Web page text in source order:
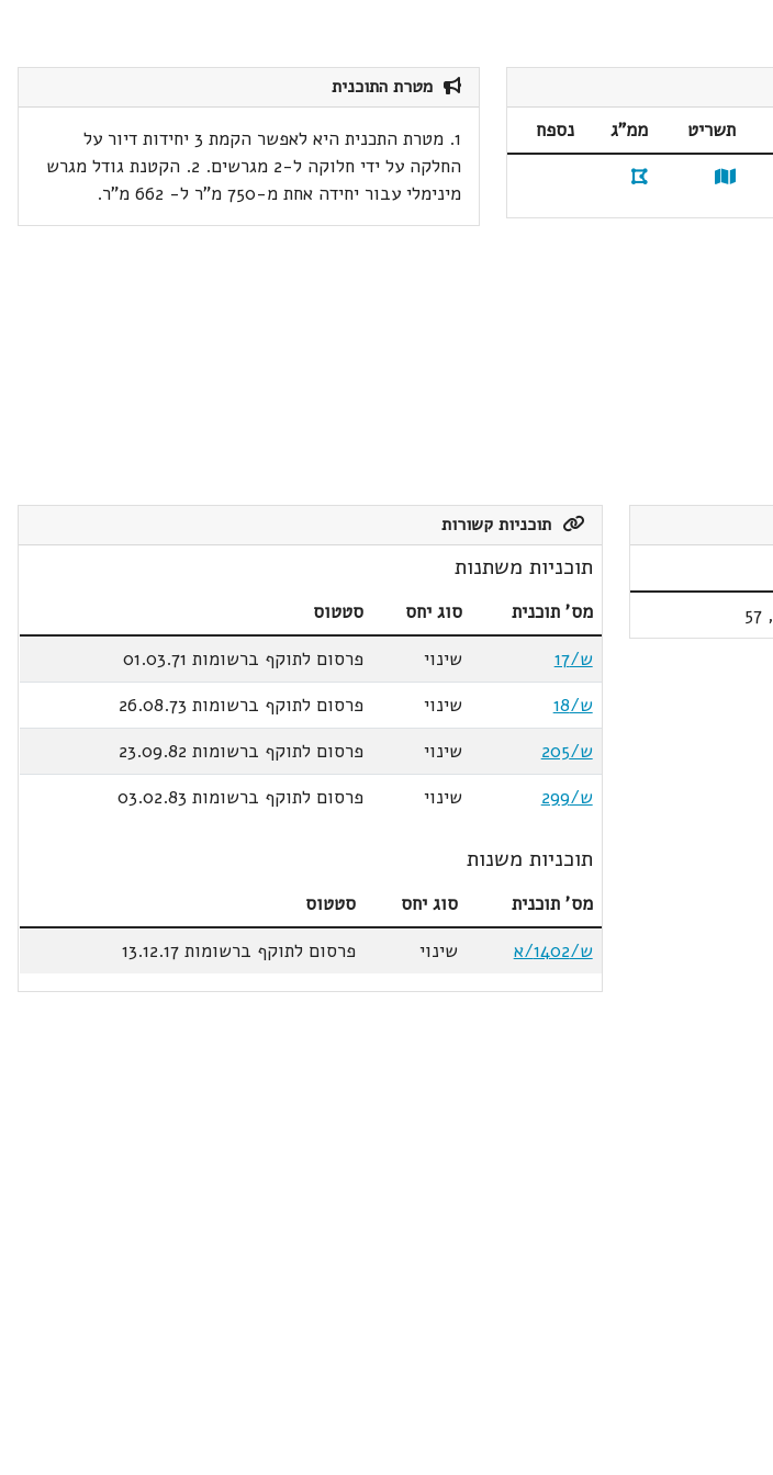
תשריט ממ"ג
נספח
מטרת התוכנית
1. מטרת התכנית היא לאפשר הקמת 3 יחידות דיור על
החלקה על ידי חלוקה ל-2 מגרשים. 2. הקטנת גודל מגרש
מינימלי עבור יחידה אחת מ-750 מ"ר ל- 662 מ"ר.
,
57
תוכניות קשורות
תוכניות משתנות
מס' תוכנית סוג יחס
סטטוס
ש/17
שינוי
פרסום לתוקף ברשומות 01.03.71
ש/18
שינוי
פרסום לתוקף ברשומות 26.08.73
ש/205
שינוי
פרסום לתוקף ברשומות 23.09.82
ש/299
שינוי פרסום לתוקף ברשומות 03.02.83
תוכניות משנות
מס' תוכנית סוג יחס
סטטוס
ש/1402/א
שינוי פרסום לתוקף ברשומות 13.12.17